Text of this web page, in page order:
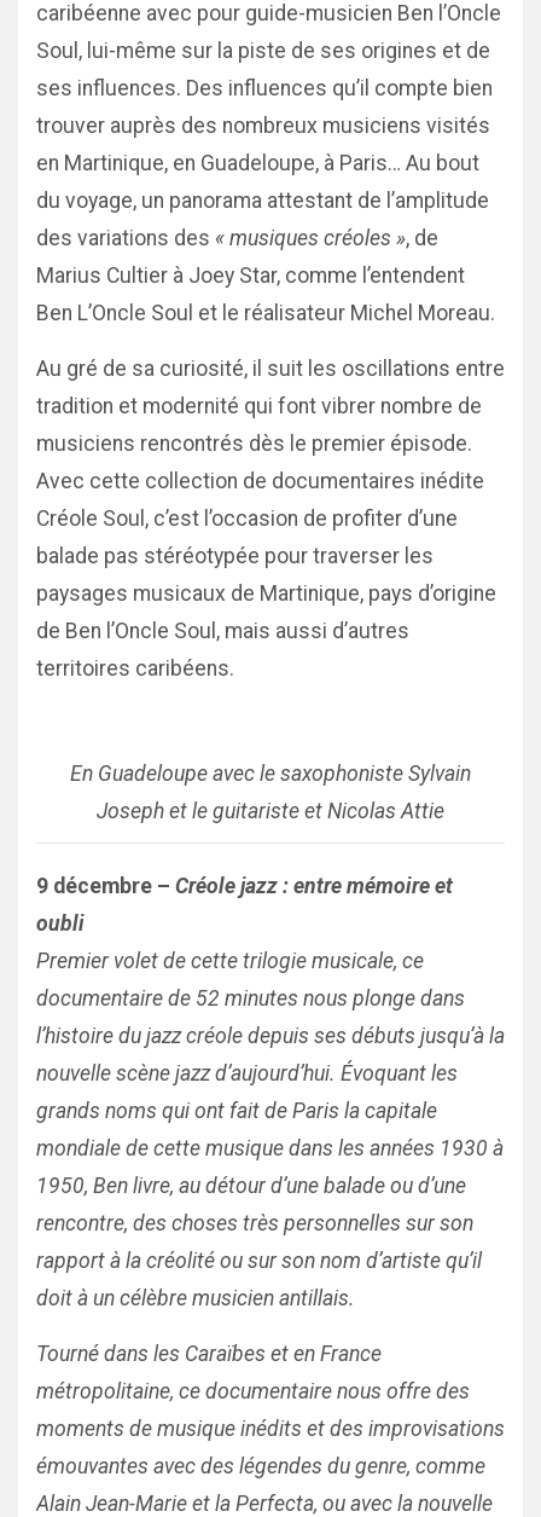
caribéenne avec pour guide-musicien Ben l’Oncle
Soul, lui-même sur la piste de ses origines et de
ses influences. Des influences qu’il compte bien
trouver auprès des nombreux musiciens visités
en Martinique, en Guadeloupe, à Paris… Au bout
du voyage, un panorama attestant de l’amplitude
des variations des « musiques créoles », de
Marius Cultier à Joey Star, comme l’entendent
Ben L’Oncle Soul et le réalisateur Michel Moreau.
Au gré de sa curiosité, il suit les oscillations entre
tradition et modernité qui font vibrer nombre de
musiciens rencontrés dès le premier épisode.
Avec cette collection de documentaires inédite
Créole Soul, c’est l’occasion de profiter d’une
balade pas stéréotypée pour traverser les
paysages musicaux de Martinique, pays d’origine
de Ben l’Oncle Soul, mais aussi d’autres
territoires caribéens.
En Guadeloupe avec le saxophoniste Sylvain
Joseph et le guitariste et Nicolas Attie
9 décembre – Créole jazz : entre mémoire et
oubli
Premier volet de cette trilogie musicale, ce
documentaire de 52 minutes nous plonge dans
l’histoire du jazz créole depuis ses débuts jusqu’à la
nouvelle scène jazz d’aujourd’hui. Évoquant les
grands noms qui ont fait de Paris la capitale
mondiale de cette musique dans les années 1930 à
1950, Ben livre, au détour d’une balade ou d’une
rencontre, des choses très personnelles sur son
rapport à la créolité ou sur son nom d’artiste qu’il
doit à un célèbre musicien antillais.
Tourné dans les Caraïbes et en France
métropolitaine, ce documentaire nous offre des
moments de musique inédits et des improvisations
émouvantes avec des légendes du genre, comme
Alain Jean-Marie et la Perfecta, ou avec la nouvelle